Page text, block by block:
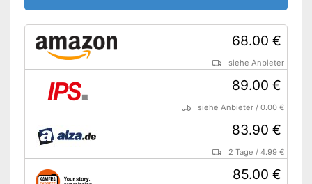
68.00 €
siehe Anbieter
89.00 €
siehe Anbieter /0.00 €
83.90 €
2 Tage /4.99 €
85.00 €